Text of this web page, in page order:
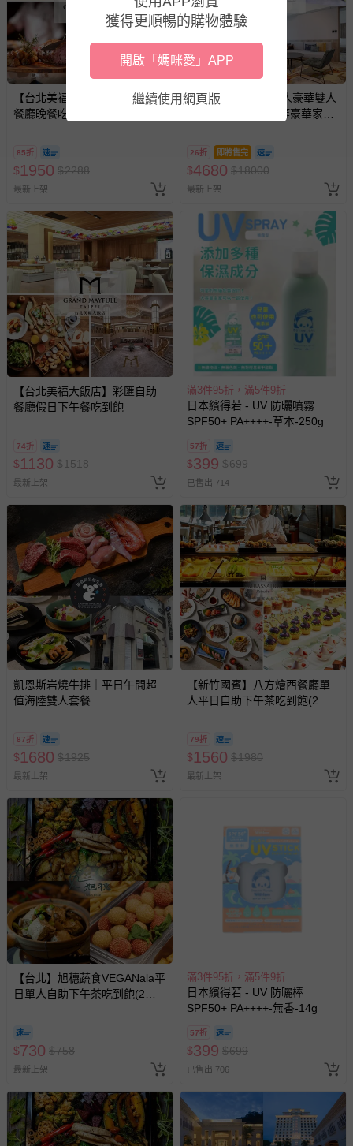
預購商品：預購為海外同步代購，遇缺貨即會通知媽咪並協
助取消退款事宜。
商品如因「價格、組合」等錯誤原因，導致無法安排出貨，
會主動以簡訊及mail通知訂單取消事宜，並將提供適當補
償。
【台北美福大飯店】彩匯自助
餐廳晚餐吃到飽
85折
$1950 $2288
最新上架
【花蓮美侖飯店】2人豪華雙人
房一泊二食(免費升等豪華家庭
26折 即將售完
$4680 $18000
最新上架
【台北美福大飯店】彩匯自助
餐廳假日下午餐吃到飽
74折
$1130 $1518
最新上架
滿3件95折，滿5件9折
日本繽得若 - UV 防曬噴霧
SPF50+ PA++++-草本-250g
57折
$399 $699
已售出 714
凱恩斯岩燒牛排｜平日午間超
值海陸雙人套餐
87折
$1680 $1925
最新上架
【新竹國賓】八方燴西餐廳單
人平日自助下午茶吃到飽(2張
79折
$1560 $1980
最新上架
【台北】旭穗蔬食VEGANala平
日單人自助下午茶吃到飽(2張
$730 $758
最新上架
滿3件95折，滿5件9折
日本繽得若 - UV 防曬棒
SPF50+ PA++++-無香-14g
57折
$399 $699
已售出 706
獲得更順暢的購物體驗
開啟「媽咪愛」APP
繼續使用網頁版